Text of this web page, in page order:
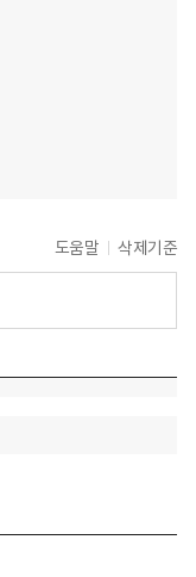
도움말 삭제기준